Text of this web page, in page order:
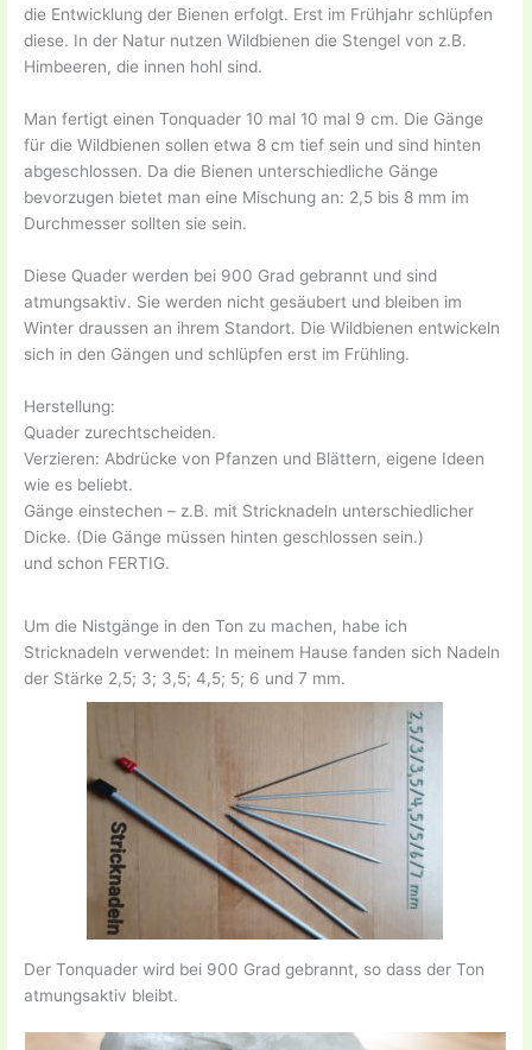
die Entwicklung der Bienen erfolgt. Erst im Frühjahr schlüpfen
diese. In der Natur nutzen Wildbienen die Stengel von z.B.
Himbeeren, die innen hohl sind.
Man fertigt einen Tonquader 10 mal 10 mal 9 cm. Die Gänge
für die Wildbienen sollen etwa 8 cm tief sein und sind hinten
abgeschlossen. Da die Bienen unterschiedliche Gänge
bevorzugen bietet man eine Mischung an: 2,5 bis 8 mm im
Durchmesser sollten sie sein.
Diese Quader werden bei 900 Grad gebrannt und sind
atmungsaktiv. Sie werden nicht gesäubert und bleiben im
Winter draussen an ihrem Standort. Die Wildbienen entwickeln
sich in den Gängen und schlüpfen erst im Frühling.
Herstellung:
Quader zurechtscheiden.
Verzieren: Abdrücke von Pfanzen und Blättern, eigene Ideen
wie es beliebt.
Gänge einstechen – z.B. mit Stricknadeln unterschiedlicher
Dicke. (Die Gänge müssen hinten geschlossen sein.)
und schon FERTIG.
Um die Nistgänge in den Ton zu machen, habe ich
Stricknadeln verwendet: In meinem Hause fanden sich Nadeln
der Stärke 2,5; 3; 3,5; 4,5; 5; 6 und 7 mm.
Der Tonquader wird bei 900 Grad gebrannt, so dass der Ton
atmungsaktiv bleibt.